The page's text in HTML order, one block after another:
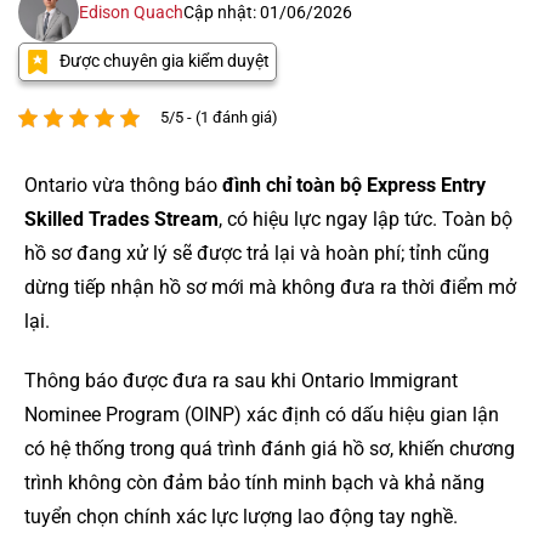
Edison QuachCập nhật: 01/06/2026
Được chuyên gia kiểm duyệt
5/5 - (1 đánh giá)
Ontario vừa thông báo đình chỉ toàn bộ Express Entry
Skilled Trades Stream, có hiệu lực ngay lập tức. Toàn bộ
hồ sơ đang xử lý sẽ được trả lại và hoàn phí; tỉnh cũng
dừng tiếp nhận hồ sơ mới mà không đưa ra thời điểm mở
lại.
Thông báo được đưa ra sau khi Ontario Immigrant
Nominee Program (OINP) xác định có dấu hiệu gian lận
có hệ thống trong quá trình đánh giá hồ sơ, khiến chương
trình không còn đảm bảo tính minh bạch và khả năng
tuyển chọn chính xác lực lượng lao động tay nghề.